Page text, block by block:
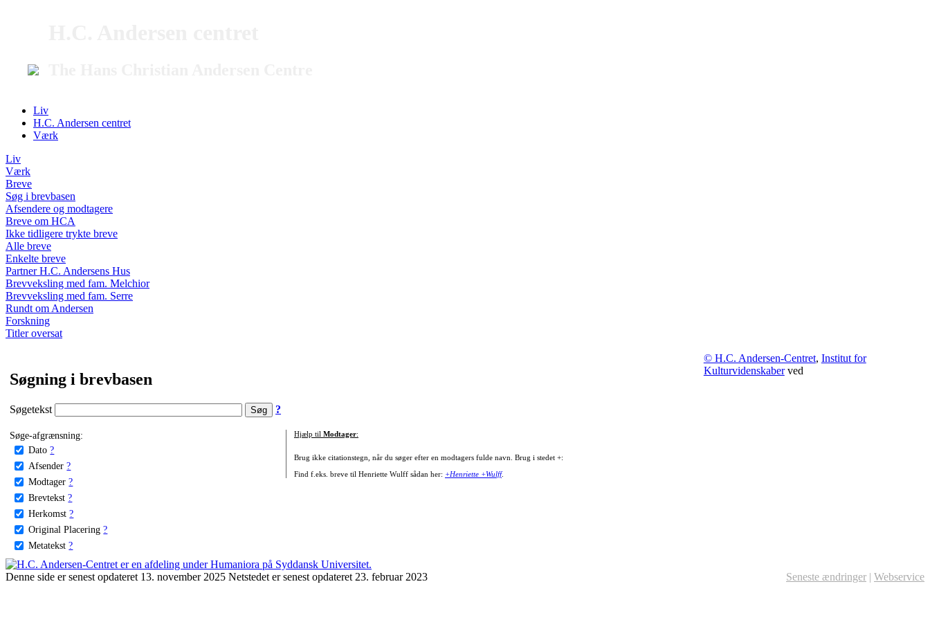
Liv
H.C. Andersen centret
Værk
Liv
Værk
Breve
Søg i brevbasen
Afsendere og modtagere
Breve om HCA
Ikke tidligere trykte breve
Alle breve
Enkelte breve
Partner H.C. Andersens Hus
Brevveksling med fam. Melchior
Brevveksling med fam. Serre
Rundt om Andersen
Forskning
Titler oversat
Søgning i brevbasen
Søgetekst ?
Søge-afgrænsning:
Dato ?
Afsender ?
Modtager ?
Brevtekst ?
Herkomst ?
Original Placering ?
Metatekst ?
Hjælp til Modtager:
Brug ikke citationstegn, når du søger efter en modtagers fulde navn. Brug i stedet +:
Find f.eks. breve til Henriette Wulff sådan her: +Henriette +Wulff.
© H.C. Andersen-Centret, Institut for
Kulturvidenskaberved
Denne side er senest opdateret 13. november 2025 Netstedet er senest opdateret 23. februar 2023 Seneste ændringer | Webservice